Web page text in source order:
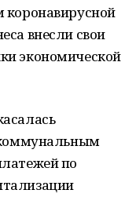
коронавирусной
внесли свои
экономической
по